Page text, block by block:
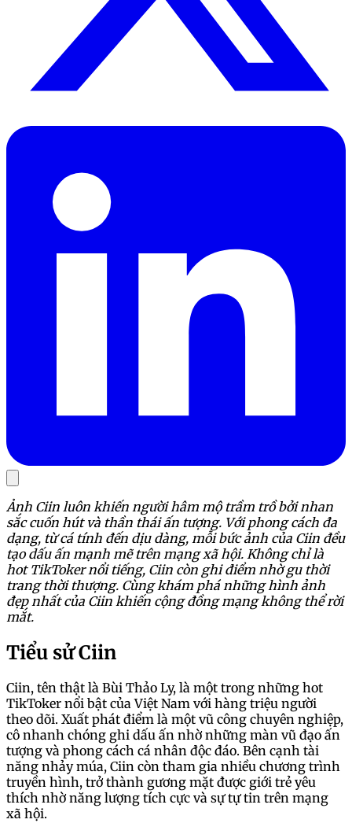
Ảnh Ciin luôn khiến người hâm mộ trầm trồ bởi nhan
sắc cuốn hút và thần thái ấn tượng. Với phong cách đa
dạng, từ cá tính đến dịu dàng, mỗi bức ảnh của Ciin đều
tạo dấu ấn mạnh mẽ trên mạng xã hội. Không chỉ là
hot TikToker nổi tiếng, Ciin còn ghi điểm nhờ gu thời
trang thời thượng. Cùng khám phá những hình ảnh
đẹp nhất của Ciin khiến cộng đồng mạng không thể rời
mắt.
Tiểu sử Ciin
Ciin, tên thật là Bùi Thảo Ly, là một trong những hot
TikToker nổi bật của Việt Nam với hàng triệu người
theo dõi. Xuất phát điểm là một vũ công chuyên nghiệp,
cô nhanh chóng ghi dấu ấn nhờ những màn vũ đạo ấn
tượng và phong cách cá nhân độc đáo. Bên cạnh tài
năng nhảy múa, Ciin còn tham gia nhiều chương trình
truyền hình, trở thành gương mặt được giới trẻ yêu
thích nhờ năng lượng tích cực và sự tự tin trên mạng
xã hội.